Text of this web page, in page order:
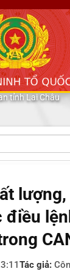
tỉnh Lai Châu
điều
Tác giả: